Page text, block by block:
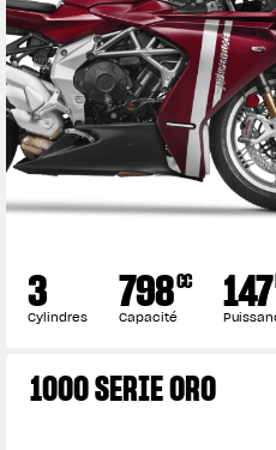
3
Cylindres 798CC
Capacité 147
1000 SERIE ORO